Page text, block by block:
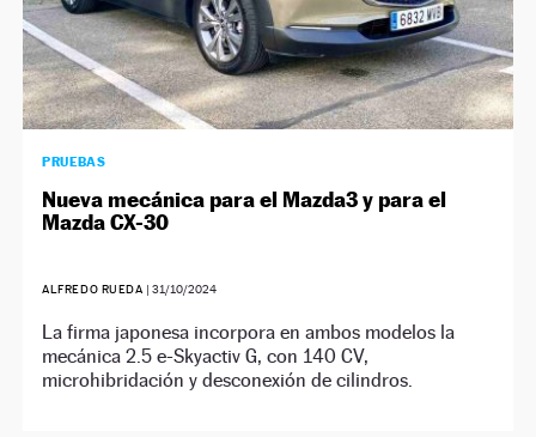
PRUEBAS
Nueva mecánica para el Mazda3 y para el
Mazda CX-30
ALFREDO RUEDA | 31/10/2024
La firma japonesa incorpora en ambos modelos la
mecánica 2.5 e-Skyactiv G, con 140 CV,
microhibridación y desconexión de cilindros.